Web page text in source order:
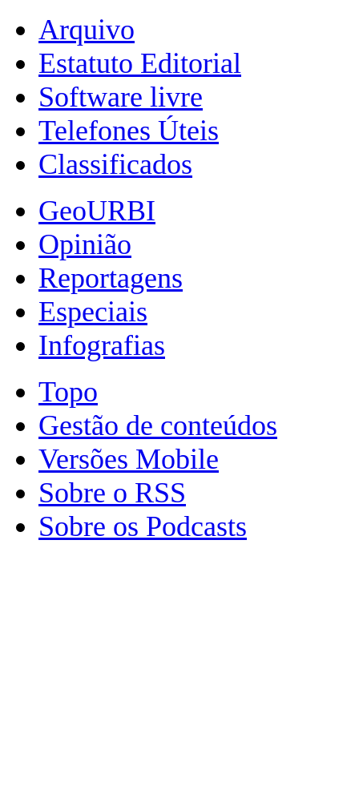
Arquivo
Estatuto Editorial
Software livre
Telefones Úteis
Classificados
GeoURBI
Opinião
Reportagens
Especiais
Infografias
Topo
Gestão de conteúdos
Versões Mobile
Sobre o RSS
Sobre os Podcasts